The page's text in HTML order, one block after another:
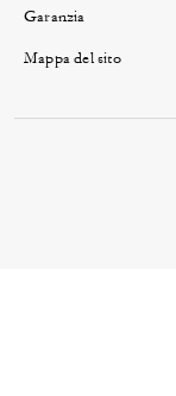
Garanzia
Mappa del sito